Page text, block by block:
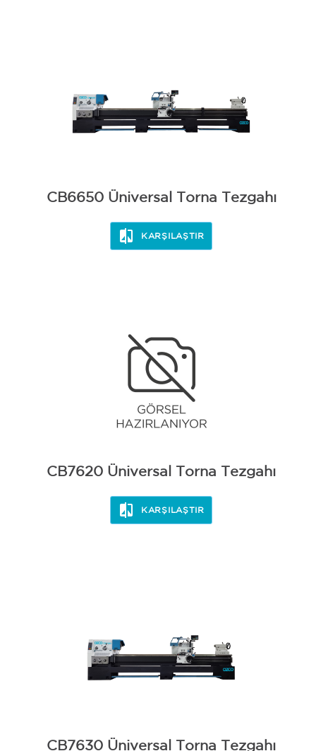
CB6650 Üniversal Torna Tezgahı
KARŞILAŞTIR
CB7620 Üniversal Torna Tezgahı
KARŞILAŞTIR
CB7630 Üniversal Torna Tezgahı